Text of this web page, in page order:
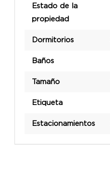
Estado de la
propiedad
Dormitorios
Baños
Tamaño
Etiqueta
Estacionamientos